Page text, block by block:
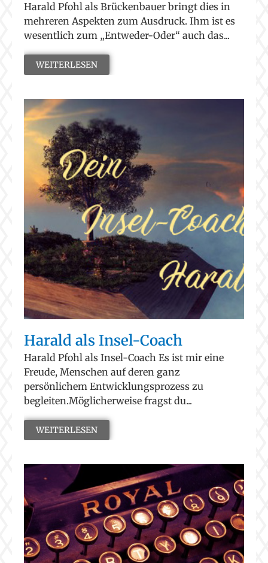
Harald Pfohl als Brückenbauer bringt dies in
mehreren Aspekten zum Ausdruck. Ihm ist es
wesentlich zum „Entweder-Oder“ auch das...
WEITERLESEN
Harald als Insel-Coach
Harald Pfohl als Insel-Coach Es ist mir eine
Freude, Menschen auf deren ganz
persönlichem Entwicklungsprozess zu
begleiten.Möglicherweise fragst du...
WEITERLESEN